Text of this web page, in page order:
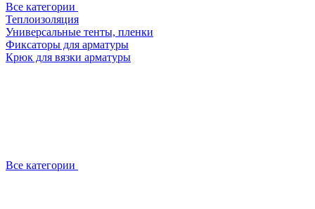
Все категории
Теплоизоляция
Универсальные тенты, пленки
Фиксаторы для арматуры
Крюк для вязки арматуры
Все категории